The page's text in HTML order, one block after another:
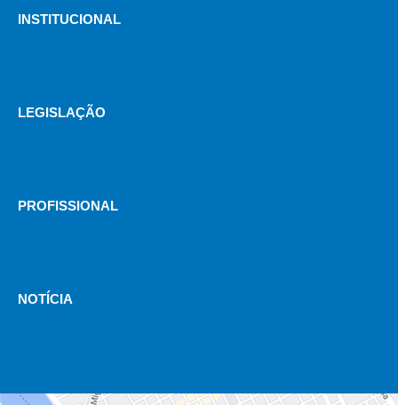
INSTITUCIONAL
LEGISLAÇÃO
PROFISSIONAL
NOTÍCIA